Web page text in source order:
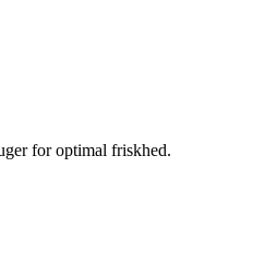
for optimal friskhed.